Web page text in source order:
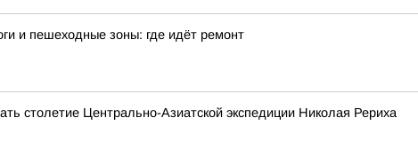
и пешеходные зоны: где идёт ремонт
столетие Центрально-Азиатской экспедиции Николая Рериха